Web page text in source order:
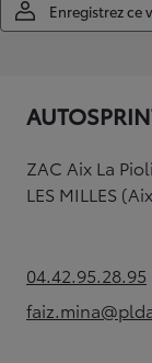
Enregistrez ce
ZAC Aix La
LES MILLES
04.42.95.28.95
(Opens